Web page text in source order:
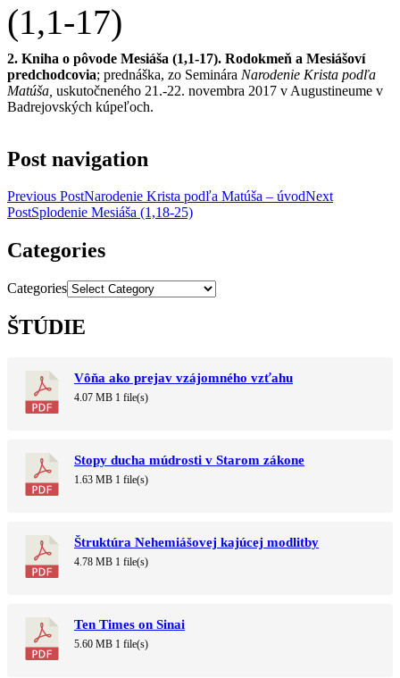
(1,1-17)
2. Kniha o pôvode Mesiáša (1,1-17). Rodokmeň a Mesiášoví
predchodcovia; prednáška, zo Seminára Narodenie Krista podľa
Matúša, uskutočneného 21.-22. novembra 2017 v Augustineume v
Badrejovských kúpeľoch.
Post navigation
Previous PostNarodenie Krista podľa Matúša – úvodNext
PostSplodenie Mesiáša (1,18-25)
Categories
Categories
ŠTÚDIE
Vôňa ako prejav vzájomného vzťahu
4.07 MB 1 file(s)
Stopy ducha múdrosti v Starom zákone
1.63 MB 1 file(s)
Štruktúra Nehemiášovej kajúcej modlitby
4.78 MB 1 file(s)
Ten Times on Sinai
5.60 MB 1 file(s)